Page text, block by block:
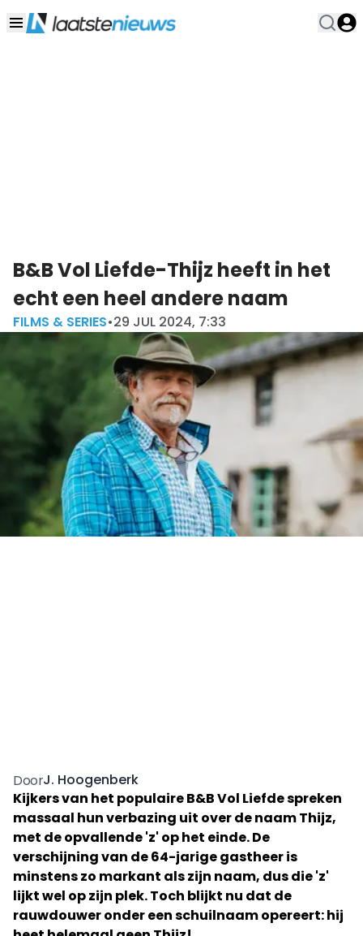
B&B Vol Liefde-Thijz heeft in het
echt een heel andere naam
FILMS & SERIES•29 JUL 2024, 7:33
DoorJ. Hoogenberk
Kijkers van het populaire B&B Vol Liefde spreken
massaal hun verbazing uit over de naam Thijz,
met de opvallende 'z' op het einde. De
verschijning van de 64-jarige gastheer is
minstens zo markant als zijn naam, dus die 'z'
lijkt wel op zijn plek. Toch blijkt nu dat de
rauwdouwer onder een schuilnaam opereert: hij